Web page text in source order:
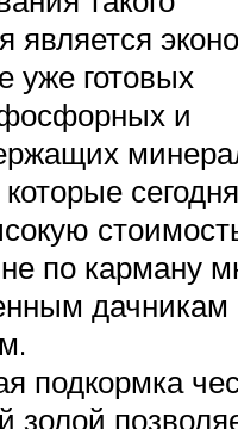
является
уже готовых
и
сегодня
по карману
дачникам
подкормка
золой